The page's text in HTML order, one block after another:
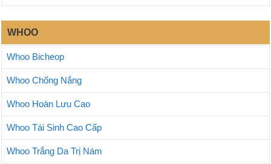
WHOO
Whoo Bicheop
Whoo Chống Nắng
Whoo Hoàn Lưu Cao
Whoo Tái Sinh Cao Cấp
Whoo Trắng Da Trị Nám